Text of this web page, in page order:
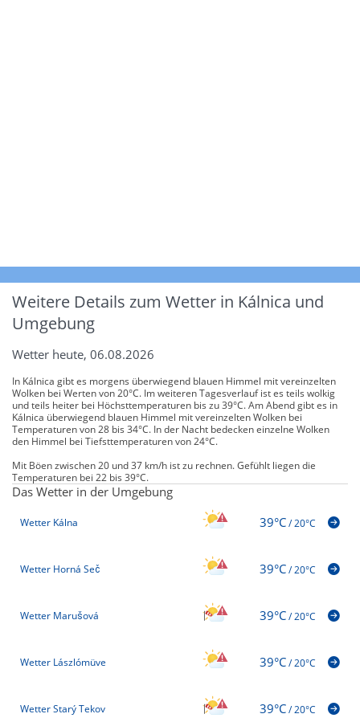
Weitere Details zum Wetter in Kálnica und
Umgebung
Wetter heute, 06.08.2026
In Kálnica gibt es morgens überwiegend blauen Himmel mit vereinzelten
Wolken bei Werten von 20°C. Im weiteren Tagesverlauf ist es teils wolkig
und teils heiter bei Höchsttemperaturen bis zu 39°C. Am Abend gibt es in
Kálnica überwiegend blauen Himmel mit vereinzelten Wolken bei
Temperaturen von 28 bis 34°C. In der Nacht bedecken einzelne Wolken
den Himmel bei Tiefsttemperaturen von 24°C.
Mit Böen zwischen 20 und 37 km/h ist zu rechnen. Gefühlt liegen die
Temperaturen bei 22 bis 39°C.
Das Wetter in der Umgebung
Wetter Kálna 39°C/20°C
Wetter Horná Seč 39°C/20°C
Wetter Marušová 39°C/20°C
Wetter Lászlómüve 39°C/20°C
Wetter Starý Tekov 39°C/20°C